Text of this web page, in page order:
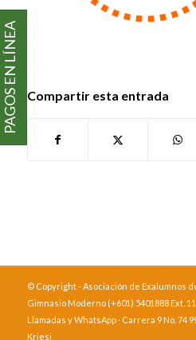
Compartir esta entrada
© Copyright - Asociación de Exalumnos
Gimnasio Moderno (+601) 5401888 Ext.
Llamadas y WhatsApp · Carrera 9 No. 74
Kriesi
PAGOS EN LÍNEA